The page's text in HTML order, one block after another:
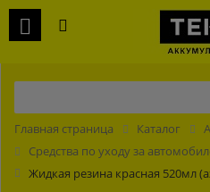
Главная страница Каталог
Средства по уходу за
Жидкая резина красная 520мл